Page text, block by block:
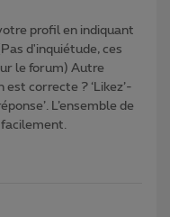
profil en indiquant
d'inquiétude, ces
le forum) Autre
correcte ? ‘Likez’-
L’ensemble de